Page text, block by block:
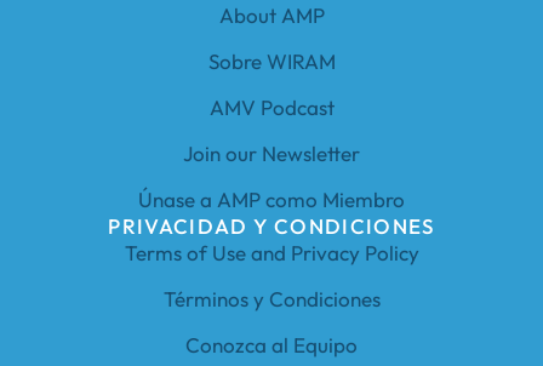
About AMP
Sobre WIRAM
AMV Podcast
Join our Newsletter
Únase a AMP como Miembro
PRIVACIDAD Y CONDICIONES
Terms of Use and Privacy Policy
Términos y Condiciones
Conozca al Equipo